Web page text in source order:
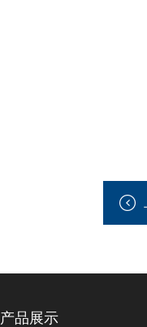
产品展示